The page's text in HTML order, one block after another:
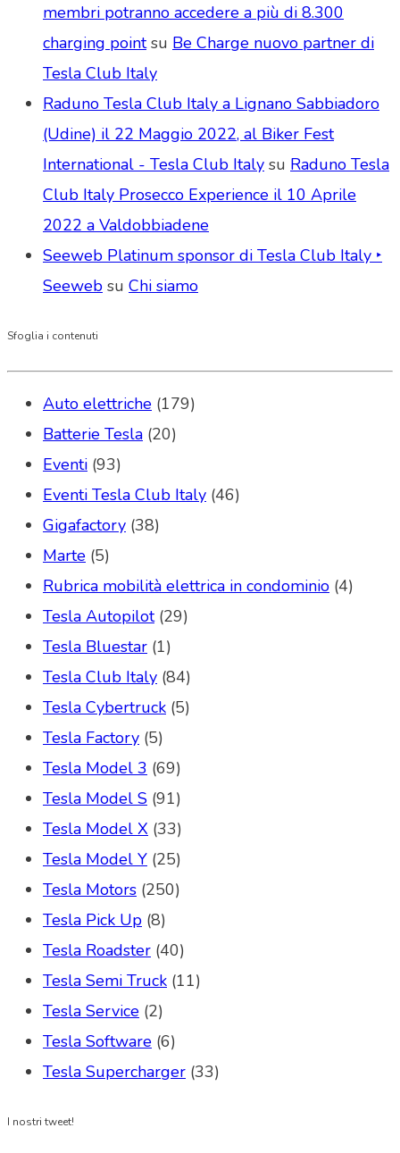
membri potranno accedere a più di 8.300
charging pointsu Be Charge nuovo partner di
Tesla Club Italy
Raduno Tesla Club Italy a Lignano Sabbiadoro
(Udine) il 22 Maggio 2022, al Biker Fest
International - Tesla Club Italy su Raduno Tesla
Club Italy Prosecco Experience il 10 Aprile
2022 a Valdobbiadene
Seeweb Platinum sponsor di Tesla Club Italy ‣
Seeweb su Chi siamo
Sfoglia i contenuti
Auto elettriche (179)
Batterie Tesla (20)
Eventi (93)
Eventi Tesla Club Italy (46)
Gigafactory (38)
Marte (5)
Rubrica mobilità elettrica in condominio (4)
Tesla Autopilot(29)
Tesla Bluestar (1)
Tesla Club Italy (84)
Tesla Cybertruck (5)
Tesla Factory (5)
Tesla Model 3 (69)
Tesla Model S (91)
Tesla Model X (33)
Tesla Model Y (25)
Tesla Motors (250)
Tesla Pick Up (8)
Tesla Roadster (40)
Tesla Semi Truck (11)
Tesla Service (2)
Tesla Software (6)
Tesla Supercharger (33)
I nostri tweet!